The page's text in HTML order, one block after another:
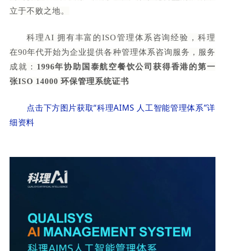
立于不败之地。
科理AI 拥有丰富的ISO管理体系咨询经验，科理
在90年代开始为企业提供各种管理体系咨询服务，服务
成就： 1996年协助国泰航空餐饮公司获得香港的第一
张ISO 14000 环保管理系统证书
点击下方图片获取“科理AIMS 人工智能管理体系”详
细资料